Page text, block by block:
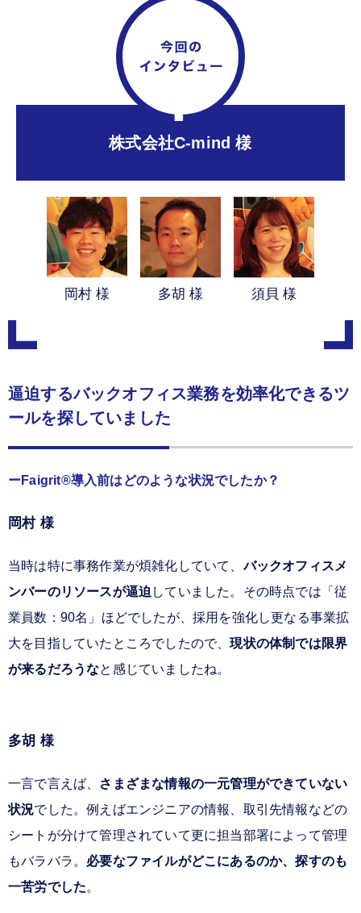
株式会社C-mind 様
岡村 様 多胡 様 須貝 様
逼迫するバックオフィス業務を効率化できるツ
ールを探していました
Faigrit®導入前はどのような状況でしたか？
岡村 様
当時は特に事務作業が煩雑化していて、バックオフィスメ
ンバーのリソースが逼迫 していました。その時点では「従
業員数：90名」ほどでしたが、採用を強化し更なる事業拡
大を目指していたところでしたので、現状の体制では限界
が来るだろうなと感じていましたね。
多胡 様
一言で言えば、 さまざまな情報の一元管理ができていない
状況でした。例えばエンジニアの情報、取引先情報などの
シートが分けて管理されていて更に担当部署によって管理
もバラバラ。 必要なファイルがどこにあるのか、探すのも
一苦労でした。